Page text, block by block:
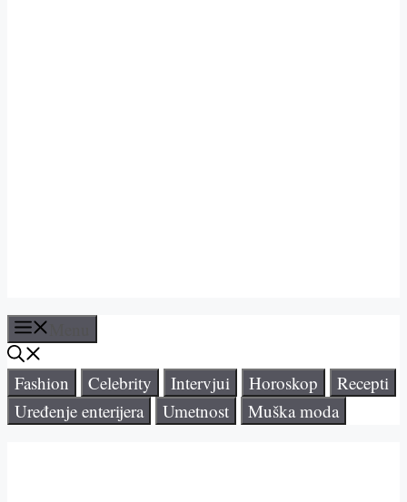
Fashion Celebrity Intervjui Horoskop
Recepti
Uređenje enterijera
Umetnost Muška moda